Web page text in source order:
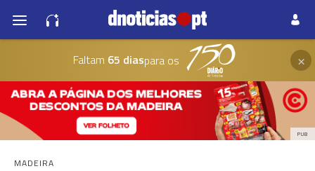
Faltam 65 diaspara os ×
PUB
MADEIRA